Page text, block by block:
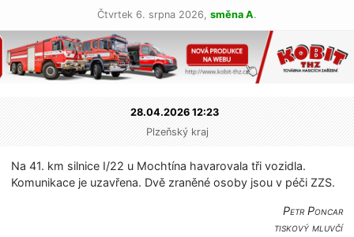
Čtvrtek 6. srpna 2026, směna A.
28.04.2026 12:23
Plzeňský kraj
Na 41. km silnice I/22 u Mochtína havarovala tři vozidla.
Komunikace je uzavřena. Dvě zraněné osoby jsou v péči ZZS.
Petr Poncar
tiskový mluvčí